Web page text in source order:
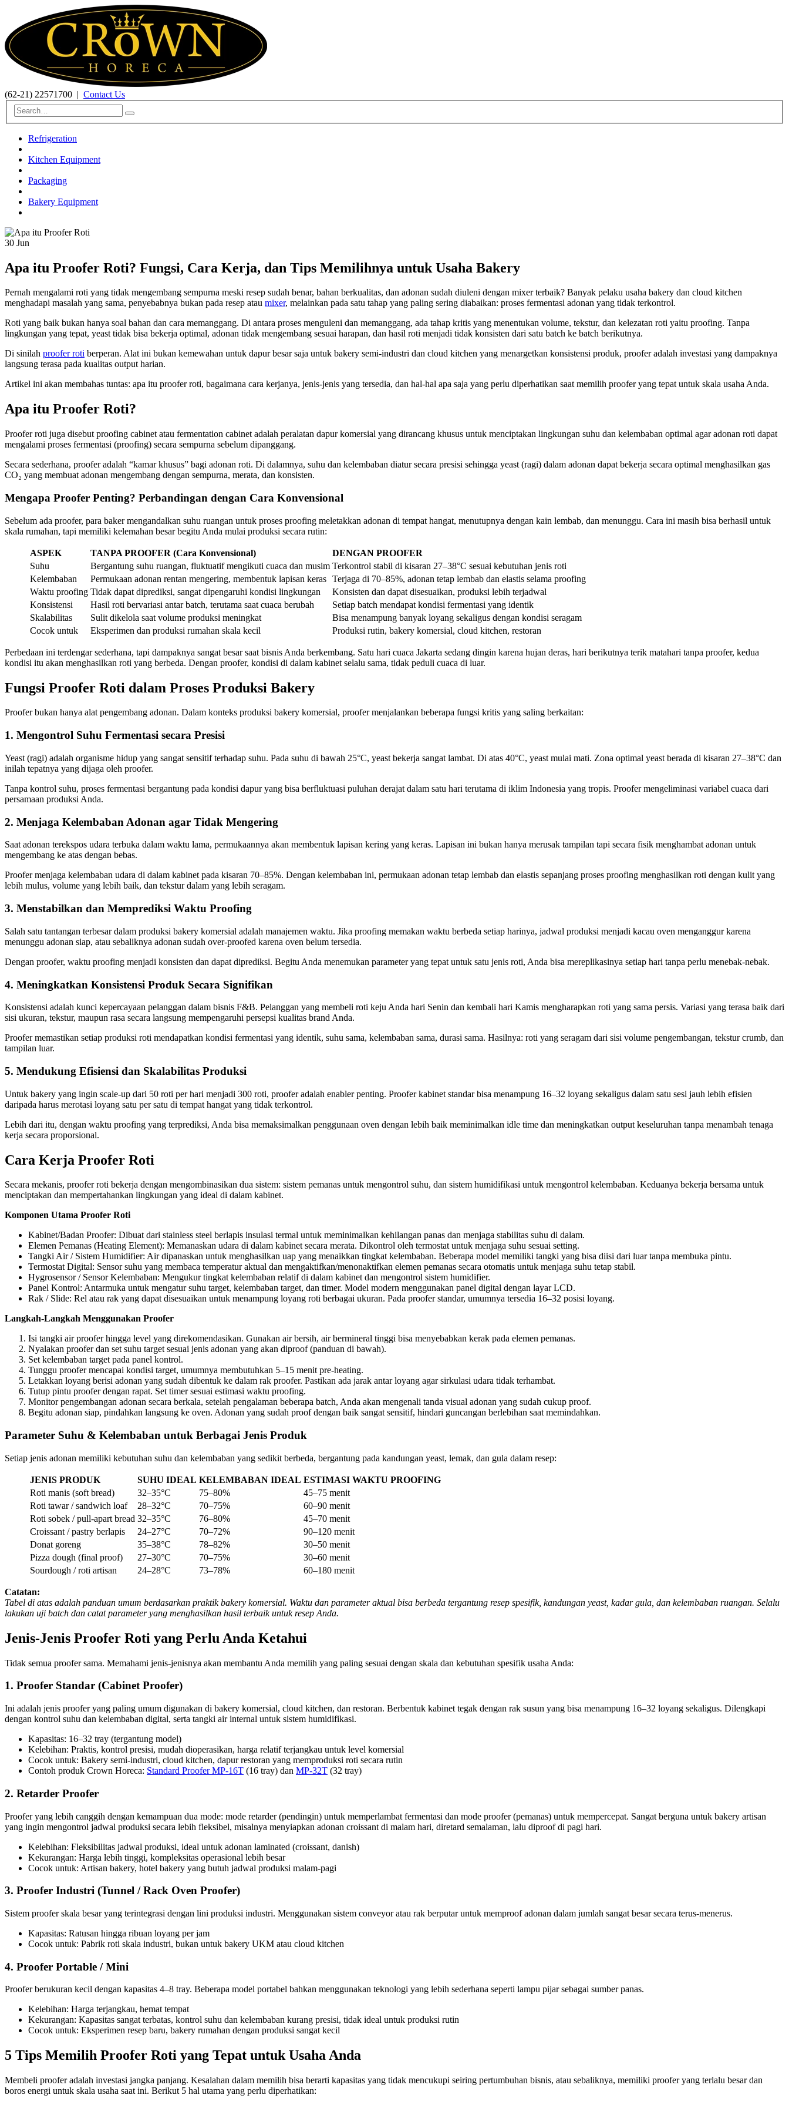
(62-21) 22571700 | Contact Us
Refrigeration
Kitchen Equipment
Packaging
Bakery Equipment
30 Jun
Apa itu Proofer Roti? Fungsi, Cara Kerja, dan Tips Memilihnya untuk Usaha Bakery
Pernah mengalami roti yang tidak mengembang sempurna meski resep sudah benar, bahan berkualitas, dan adonan sudah diuleni dengan mixer terbaik? Banyak pelaku usaha bakery dan cloud kitchen
menghadapi masalah yang sama, penyebabnya bukan pada resep atau mixer, melainkan pada satu tahap yang paling sering diabaikan: proses fermentasi adonan yang tidak terkontrol.
Roti yang baik bukan hanya soal bahan dan cara memanggang. Di antara proses menguleni dan memanggang, ada tahap kritis yang menentukan volume, tekstur, dan kelezatan roti yaitu proofing. Tanpa
lingkungan yang tepat, yeast tidak bisa bekerja optimal, adonan tidak mengembang sesuai harapan, dan hasil roti menjadi tidak konsisten dari satu batch ke batch berikutnya.
Di sinilah proofer roti berperan. Alat ini bukan kemewahan untuk dapur besar saja untuk bakery semi-industri dan cloud kitchen yang menargetkan konsistensi produk, proofer adalah investasi yang dampaknya
langsung terasa pada kualitas output harian.
Artikel ini akan membahas tuntas: apa itu proofer roti, bagaimana cara kerjanya, jenis-jenis yang tersedia, dan hal-hal apa saja yang perlu diperhatikan saat memilih proofer yang tepat untuk skala usaha Anda.
Apa itu Proofer Roti?
Proofer roti juga disebut proofing cabinet atau fermentation cabinet adalah peralatan dapur komersial yang dirancang khusus untuk menciptakan lingkungan suhu dan kelembaban optimal agar adonan roti dapat
mengalami proses fermentasi (proofing) secara sempurna sebelum dipanggang.
Secara sederhana, proofer adalah “kamar khusus” bagi adonan roti. Di dalamnya, suhu dan kelembaban diatur secara presisi sehingga yeast (ragi) dalam adonan dapat bekerja secara optimal menghasilkan gas
CO₂ yang membuat adonan mengembang dengan sempurna, merata, dan konsisten.
Mengapa Proofer Penting? Perbandingan dengan Cara Konvensional
Sebelum ada proofer, para baker mengandalkan suhu ruangan untuk proses proofing meletakkan adonan di tempat hangat, menutupnya dengan kain lembab, dan menunggu. Cara ini masih bisa berhasil untuk
skala rumahan, tapi memiliki kelemahan besar begitu Anda mulai produksi secara rutin:
ASPEK TANPA PROOFER (Cara Konvensional)
DENGAN PROOFER
Suhu
Bergantung suhu ruangan, fluktuatif mengikuti cuaca dan musim Terkontrol stabil di kisaran 27–38°C sesuai kebutuhan jenis roti
Kelembaban
Permukaan adonan rentan mengering, membentuk lapisan keras Terjaga di 70–85%, adonan tetap lembab dan elastis selama proofing
Waktu proofing Tidak dapat diprediksi, sangat dipengaruhi kondisi lingkungan
Konsisten dan dapat disesuaikan, produksi lebih terjadwal
Konsistensi
Hasil roti bervariasi antar batch, terutama saat cuaca berubah
Setiap batch mendapat kondisi fermentasi yang identik
Skalabilitas
Sulit dikelola saat volume produksi meningkat
Bisa menampung banyak loyang sekaligus dengan kondisi seragam
Cocok untuk
Eksperimen dan produksi rumahan skala kecil Produksi rutin, bakery komersial, cloud kitchen, restoran
Perbedaan ini terdengar sederhana, tapi dampaknya sangat besar saat bisnis Anda berkembang. Satu hari cuaca Jakarta sedang dingin karena hujan deras, hari berikutnya terik matahari tanpa proofer, kedua
kondisi itu akan menghasilkan roti yang berbeda. Dengan proofer, kondisi di dalam kabinet selalu sama, tidak peduli cuaca di luar.
Fungsi Proofer Roti dalam Proses Produksi Bakery
Proofer bukan hanya alat pengembang adonan. Dalam konteks produksi bakery komersial, proofer menjalankan beberapa fungsi kritis yang saling berkaitan:
1. Mengontrol Suhu Fermentasi secara Presisi
Yeast (ragi) adalah organisme hidup yang sangat sensitif terhadap suhu. Pada suhu di bawah 25°C, yeast bekerja sangat lambat. Di atas 40°C, yeast mulai mati. Zona optimal yeast berada di kisaran 27–38°C dan
inilah tepatnya yang dijaga oleh proofer.
Tanpa kontrol suhu, proses fermentasi bergantung pada kondisi dapur yang bisa berfluktuasi puluhan derajat dalam satu hari terutama di iklim Indonesia yang tropis. Proofer mengeliminasi variabel cuaca dari
persamaan produksi Anda.
2. Menjaga Kelembaban Adonan agar Tidak Mengering
Saat adonan terekspos udara terbuka dalam waktu lama, permukaannya akan membentuk lapisan kering yang keras. Lapisan ini bukan hanya merusak tampilan tapi secara fisik menghambat adonan untuk
mengembang ke atas dengan bebas.
Proofer menjaga kelembaban udara di dalam kabinet pada kisaran 70–85%. Dengan kelembaban ini, permukaan adonan tetap lembab dan elastis sepanjang proses proofing menghasilkan roti dengan kulit yang
lebih mulus, volume yang lebih baik, dan tekstur dalam yang lebih seragam.
3. Menstabilkan dan Memprediksi Waktu Proofing
Salah satu tantangan terbesar dalam produksi bakery komersial adalah manajemen waktu. Jika proofing memakan waktu berbeda setiap harinya, jadwal produksi menjadi kacau oven menganggur karena
menunggu adonan siap, atau sebaliknya adonan sudah over-proofed karena oven belum tersedia.
Dengan proofer, waktu proofing menjadi konsisten dan dapat diprediksi. Begitu Anda menemukan parameter yang tepat untuk satu jenis roti, Anda bisa mereplikasinya setiap hari tanpa perlu menebak-nebak.
4. Meningkatkan Konsistensi Produk Secara Signifikan
Konsistensi adalah kunci kepercayaan pelanggan dalam bisnis F&B. Pelanggan yang membeli roti keju Anda hari Senin dan kembali hari Kamis mengharapkan roti yang sama persis. Variasi yang terasa baik dari
sisi ukuran, tekstur, maupun rasa secara langsung mempengaruhi persepsi kualitas brand Anda.
Proofer memastikan setiap produksi roti mendapatkan kondisi fermentasi yang identik, suhu sama, kelembaban sama, durasi sama. Hasilnya: roti yang seragam dari sisi volume pengembangan, tekstur crumb, dan
tampilan luar.
5. Mendukung Efisiensi dan Skalabilitas Produksi
Untuk bakery yang ingin scale-up dari 50 roti per hari menjadi 300 roti, proofer adalah enabler penting. Proofer kabinet standar bisa menampung 16–32 loyang sekaligus dalam satu sesi jauh lebih efisien
daripada harus merotasi loyang satu per satu di tempat hangat yang tidak terkontrol.
Lebih dari itu, dengan waktu proofing yang terprediksi, Anda bisa memaksimalkan penggunaan oven dengan lebih baik meminimalkan idle time dan meningkatkan output keseluruhan tanpa menambah tenaga
kerja secara proporsional.
Cara Kerja Proofer Roti
Secara mekanis, proofer roti bekerja dengan mengombinasikan dua sistem: sistem pemanas untuk mengontrol suhu, dan sistem humidifikasi untuk mengontrol kelembaban. Keduanya bekerja bersama untuk
menciptakan dan mempertahankan lingkungan yang ideal di dalam kabinet.
Komponen Utama Proofer Roti
Kabinet/Badan Proofer: Dibuat dari stainless steel berlapis insulasi termal untuk meminimalkan kehilangan panas dan menjaga stabilitas suhu di dalam.
Elemen Pemanas (Heating Element): Memanaskan udara di dalam kabinet secara merata. Dikontrol oleh termostat untuk menjaga suhu sesuai setting.
Tangki Air / Sistem Humidifier: Air dipanaskan untuk menghasilkan uap yang menaikkan tingkat kelembaban. Beberapa model memiliki tangki yang bisa diisi dari luar tanpa membuka pintu.
Termostat Digital: Sensor suhu yang membaca temperatur aktual dan mengaktifkan/menonaktifkan elemen pemanas secara otomatis untuk menjaga suhu tetap stabil.
Hygrosensor / Sensor Kelembaban: Mengukur tingkat kelembaban relatif di dalam kabinet dan mengontrol sistem humidifier.
Panel Kontrol: Antarmuka untuk mengatur suhu target, kelembaban target, dan timer. Model modern menggunakan panel digital dengan layar LCD.
Rak / Slide: Rel atau rak yang dapat disesuaikan untuk menampung loyang roti berbagai ukuran. Pada proofer standar, umumnya tersedia 16–32 posisi loyang.
Langkah-Langkah Menggunakan Proofer
Isi tangki air proofer hingga level yang direkomendasikan. Gunakan air bersih, air bermineral tinggi bisa menyebabkan kerak pada elemen pemanas.
Nyalakan proofer dan set suhu target sesuai jenis adonan yang akan diproof (panduan di bawah).
Set kelembaban target pada panel kontrol.
Tunggu proofer mencapai kondisi target, umumnya membutuhkan 5–15 menit pre-heating.
Letakkan loyang berisi adonan yang sudah dibentuk ke dalam rak proofer. Pastikan ada jarak antar loyang agar sirkulasi udara tidak terhambat.
Tutup pintu proofer dengan rapat. Set timer sesuai estimasi waktu proofing.
Monitor pengembangan adonan secara berkala, setelah pengalaman beberapa batch, Anda akan mengenali tanda visual adonan yang sudah cukup proof.
Begitu adonan siap, pindahkan langsung ke oven. Adonan yang sudah proof dengan baik sangat sensitif, hindari guncangan berlebihan saat memindahkan.
Parameter Suhu & Kelembaban untuk Berbagai Jenis Produk
Setiap jenis adonan memiliki kebutuhan suhu dan kelembaban yang sedikit berbeda, bergantung pada kandungan yeast, lemak, dan gula dalam resep:
JENIS PRODUK SUHU IDEAL KELEMBABAN IDEAL ESTIMASI WAKTU PROOFING
Roti manis (soft bread)
32–35°C 75–80%
45–75 menit
Roti tawar / sandwich loaf
28–32°C 70–75%
60–90 menit
Roti sobek / pull-apart bread 32–35°C 76–80%
45–70 menit
Croissant / pastry berlapis
24–27°C 70–72%
90–120 menit
Donat goreng
35–38°C 78–82%
30–50 menit
Pizza dough (final proof)
27–30°C 70–75%
30–60 menit
Sourdough / roti artisan
24–28°C 73–78% 60–180 menit
Catatan:
Tabel di atas adalah panduan umum berdasarkan praktik bakery komersial. Waktu dan parameter aktual bisa berbeda tergantung resep spesifik, kandungan yeast, kadar gula, dan kelembaban ruangan. Selalu
lakukan uji batch dan catat parameter yang menghasilkan hasil terbaik untuk resep Anda.
Jenis-Jenis Proofer Roti yang Perlu Anda Ketahui
Tidak semua proofer sama. Memahami jenis-jenisnya akan membantu Anda memilih yang paling sesuai dengan skala dan kebutuhan spesifik usaha Anda:
1. Proofer Standar (Cabinet Proofer)
Ini adalah jenis proofer yang paling umum digunakan di bakery komersial, cloud kitchen, dan restoran. Berbentuk kabinet tegak dengan rak susun yang bisa menampung 16–32 loyang sekaligus. Dilengkapi
dengan kontrol suhu dan kelembaban digital, serta tangki air internal untuk sistem humidifikasi.
Kapasitas: 16–32 tray (tergantung model)
Kelebihan: Praktis, kontrol presisi, mudah dioperasikan, harga relatif terjangkau untuk level komersial
Cocok untuk: Bakery semi-industri, cloud kitchen, dapur restoran yang memproduksi roti secara rutin
Contoh produk Crown Horeca: Standard Proofer MP-16T (16 tray) dan MP-32T (32 tray)
2. Retarder Proofer
Proofer yang lebih canggih dengan kemampuan dua mode: mode retarder (pendingin) untuk memperlambat fermentasi dan mode proofer (pemanas) untuk mempercepat. Sangat berguna untuk bakery artisan
yang ingin mengontrol jadwal produksi secara lebih fleksibel, misalnya menyiapkan adonan croissant di malam hari, diretard semalaman, lalu diproof di pagi hari.
Kelebihan: Fleksibilitas jadwal produksi, ideal untuk adonan laminated (croissant, danish)
Kekurangan: Harga lebih tinggi, kompleksitas operasional lebih besar
Cocok untuk: Artisan bakery, hotel bakery yang butuh jadwal produksi malam-pagi
3. Proofer Industri (Tunnel / Rack Oven Proofer)
Sistem proofer skala besar yang terintegrasi dengan lini produksi industri. Menggunakan sistem conveyor atau rak berputar untuk memproof adonan dalam jumlah sangat besar secara terus-menerus.
Kapasitas: Ratusan hingga ribuan loyang per jam
Cocok untuk: Pabrik roti skala industri, bukan untuk bakery UKM atau cloud kitchen
4. Proofer Portable / Mini
Proofer berukuran kecil dengan kapasitas 4–8 tray. Beberapa model portabel bahkan menggunakan teknologi yang lebih sederhana seperti lampu pijar sebagai sumber panas.
Kelebihan: Harga terjangkau, hemat tempat
Kekurangan: Kapasitas sangat terbatas, kontrol suhu dan kelembaban kurang presisi, tidak ideal untuk produksi rutin
Cocok untuk: Eksperimen resep baru, bakery rumahan dengan produksi sangat kecil
5 Tips Memilih Proofer Roti yang Tepat untuk Usaha Anda
Membeli proofer adalah investasi jangka panjang. Kesalahan dalam memilih bisa berarti kapasitas yang tidak mencukupi seiring pertumbuhan bisnis, atau sebaliknya, memiliki proofer yang terlalu besar dan
boros energi untuk skala usaha saat ini. Berikut 5 hal utama yang perlu diperhatikan: